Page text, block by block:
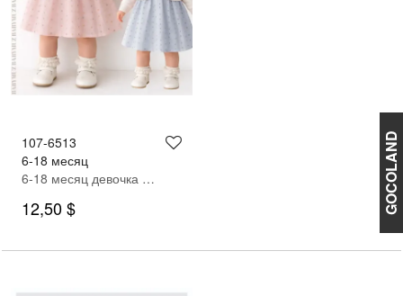
GOCOLAND
107-6513
6-18 месяц
6-18 месяц девочка Кардиган платье
12,50 $